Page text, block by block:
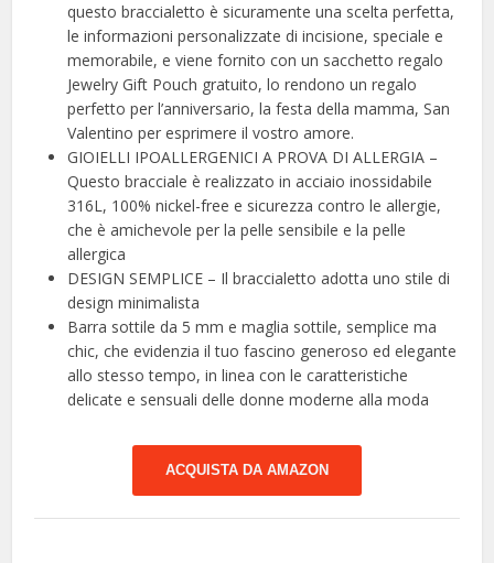
questo braccialetto è sicuramente una scelta perfetta,
le informazioni personalizzate di incisione, speciale e
memorabile, e viene fornito con un sacchetto regalo
Jewelry Gift Pouch gratuito, lo rendono un regalo
perfetto per l’anniversario, la festa della mamma, San
Valentino per esprimere il vostro amore.
GIOIELLI IPOALLERGENICI A PROVA DI ALLERGIA –
Questo bracciale è realizzato in acciaio inossidabile
316L, 100% nickel-free e sicurezza contro le allergie,
che è amichevole per la pelle sensibile e la pelle
allergica
DESIGN SEMPLICE – Il braccialetto adotta uno stile di
design minimalista
Barra sottile da 5 mm e maglia sottile, semplice ma
chic, che evidenzia il tuo fascino generoso ed elegante
allo stesso tempo, in linea con le caratteristiche
delicate e sensuali delle donne moderne alla moda
ACQUISTA DA AMAZON